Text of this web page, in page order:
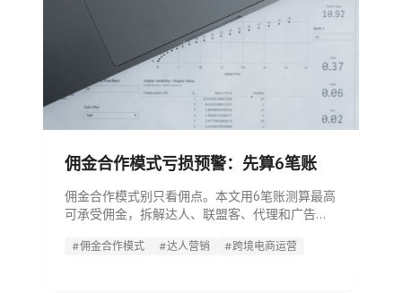
佣金合作模式亏损预警：先算6笔账
佣金合作模式别只看佣点。本文用6笔账测算最高
可承受佣金，拆解达人、联盟客、代理和广告代
#佣金合作模式 #达人营销 #跨境电商运营